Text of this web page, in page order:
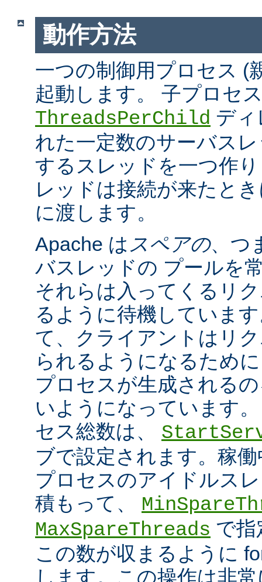
動作方法
一つの制御用プロセス (
起動します。 子プロセ
ThreadsPerChild デ
れた一定数のサーバス
するスレッドを一つ作
レッドは接続が来たと
に渡します。
Apache は スペアの、つ
バスレッドの プールを
それらは入ってくるリ
るように待機していま
て、クライアントはリ
られるようになるため
プロセスが生成される
いようになっています
セス総数は、
ブで設定されます。稼
プロセスのアイドルス
積もって、
MaxSpareThreads で指
この数が収まるように
します。この操作は非